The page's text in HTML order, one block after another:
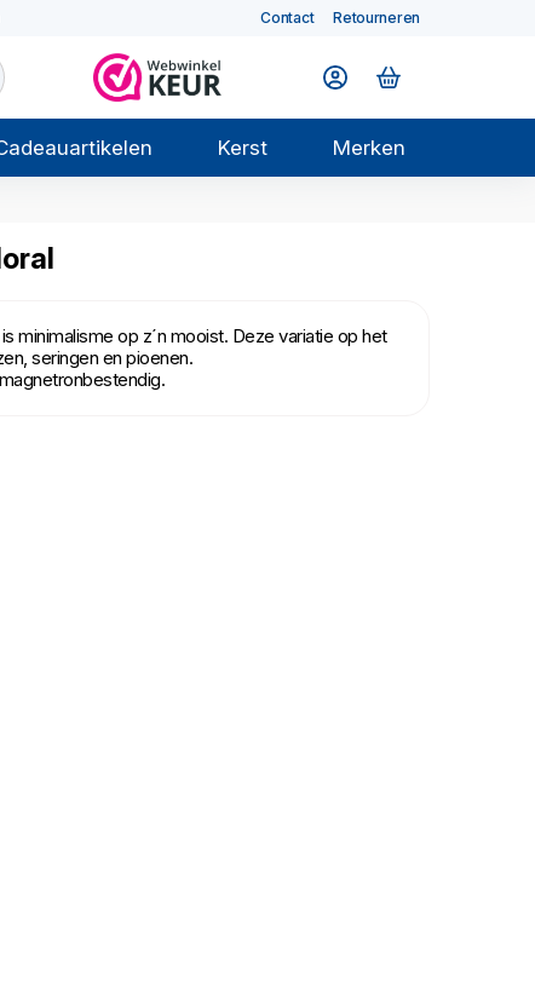
Contact Retourneren
Kerst Merken
minimalisme op z´n mooist. Deze variatie op het
seringen en pioenen.